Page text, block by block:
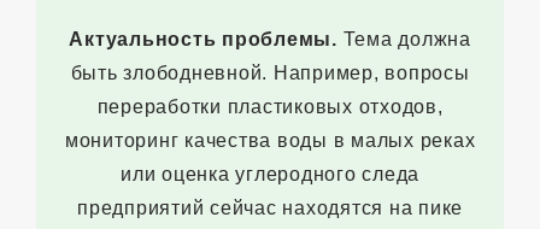
Актуальность проблемы. Тема должна
быть злободневной. Например, вопросы
переработки пластиковых отходов,
мониторинг качества воды в малых реках
или оценка углеродного следа
предприятий сейчас находятся на пике